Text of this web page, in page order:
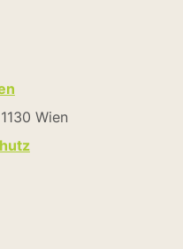
Wien